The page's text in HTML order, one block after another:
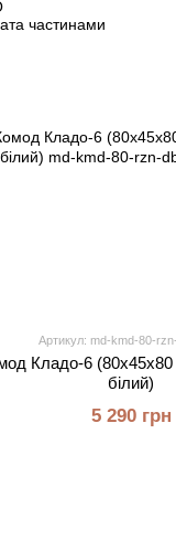
Артикул: md-kmd-80-
Кладо-6
білий)
5 290 грн